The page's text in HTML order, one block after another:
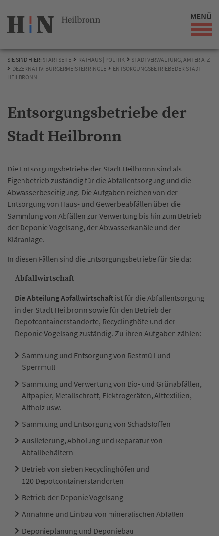
MENÜ
SIE SIND HIER: STARTSEITE RATHAUS | POLITIK
STADTVERWALTUNG, ÄMTER A-Z
DEZERNAT IV: BÜRGERMEISTER RINGLE
ENTSORGUNGSBETRIEBE DER STADT
HEILBRONN
Entsorgungsbetriebe der
Stadt Heilbronn
Die Entsorgungsbetriebe der Stadt Heilbronn sind als
Eigenbetrieb zuständig für die Abfallentsorgung und die
Abwasserbeseitigung. Die Aufgaben reichen von der
Entsorgung von Haus- und Gewerbeabfällen über die
Sammlung von Abfällen zur Verwertung bis hin zum Betrieb
der Deponie Vogelsang, der Abwasserkanäle und der
Kläranlage.
In diesen Fällen sind die Entsorgungsbetriebe für Sie da:
Abfallwirtschaft
Die Abteilung Abfallwirtschaft ist für die Abfallentsorgung
in der Stadt Heilbronn sowie für den Betrieb der
Depotcontainerstandorte, Recyclinghöfe und der
Deponie Vogelsang zuständig. Zu ihren Aufgaben zählen:
Sammlung und Entsorgung von Restmüll und
Sperrmüll
Sammlung und Verwertung von Bio- und Grünabfällen,
Altpapier, Metallschrott, Elektrogeräten, Alttextilien,
Altholz usw.
Sammlung und Entsorgung von Schadstoffen
Auslieferung, Abholung und Reparatur von
Abfallbehältern
Betrieb von sieben Recyclinghöfen und
120 Depotcontainerstandorten
Betrieb der Deponie Vogelsang
Annahme und Einbau von mineralischen Abfällen
Deponieplanung und Deponiebau